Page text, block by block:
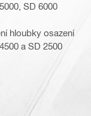
SD 6000
hloubky osazení
a SD 2500